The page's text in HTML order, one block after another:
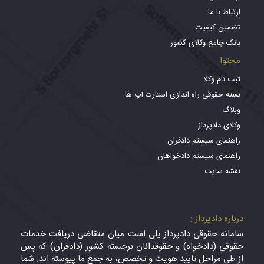
ارتباط با ما
تضمین کیفیت
بانک جامع وکلای کشور
محتوا
ثبت نام وکلا
بسته حقوقی راه اندازی استارت آپ ها
وبلاگ
وکلای دادپرداز
راهنمای سیستم دادفران
راهنمای سیستم دادخواهان
نقشه سایت
درباره دادپرداز :
سامانه حقوقی دادپرداز پلی است میان متقاضی دریافت خدمات
حقوقی (دادخواه) و حقوقدانان برجسته کشور (دادفران) که پس
از طی مراحل تایید هویت و تخصص، به جمع ما پیوسته اند. شما